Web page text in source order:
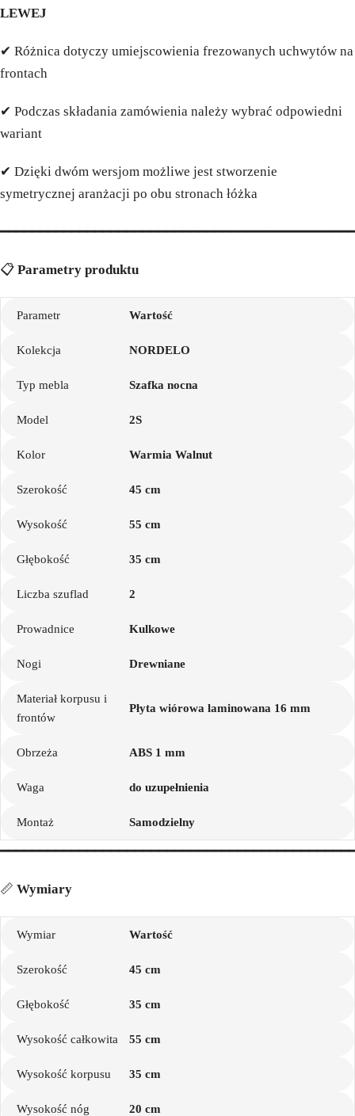
LEWEJ
✔ Różnica dotyczy umiejscowienia frezowanych uchwytów na
frontach
✔ Podczas składania zamówienia należy wybrać odpowiedni
wariant
✔ Dzięki dwóm wersjom możliwe jest stworzenie
symetrycznej aranżacji po obu stronach łóżka
📋 Parametry produktu
Parametr Wartość
Kolekcja NORDELO
Typ mebla Szafka nocna
Model 2S
Kolor Warmia Walnut
Szerokość 45 cm
Wysokość 55 cm
Głębokość 35 cm
Liczba szuflad 2
Prowadnice Kulkowe
Nogi Drewniane
Materiał korpusu i
frontów
Płyta wiórowa laminowana 16 mm
Obrzeża ABS 1 mm
Waga do uzupełnienia
Montaż Samodzielny
📏 Wymiary
Wymiar Wartość
Szerokość 45 cm
Głębokość 35 cm
Wysokość całkowita 55 cm
Wysokość korpusu 35 cm
Wysokość nóg 20 cm